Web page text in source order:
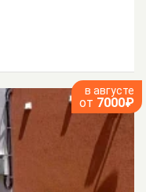
в августе
от 7000₽